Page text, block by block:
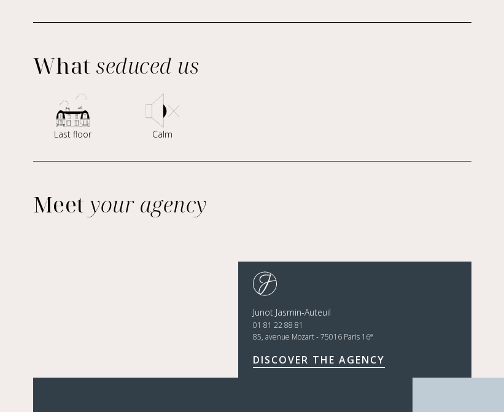
What seduced us
Last floor Calm
Meetyour agency
Junot Jasmin-Auteuil
01 81 22 88 81
85, avenue Mozart - 75016 Paris 16e
DISCOVER THE AGENCY